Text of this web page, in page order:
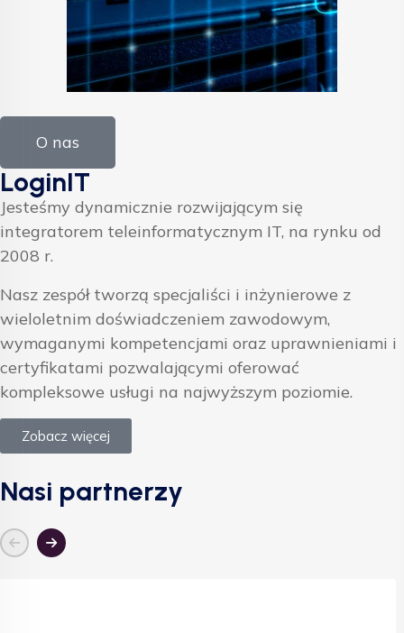
O nas
LoginIT
Jesteśmy dynamicznie rozwijającym się
integratorem teleinformatycznym IT, na rynku od
2008 r.
Nasz zespół tworzą specjaliści i inżynierowe z
wieloletnim doświadczeniem zawodowym,
wymaganymi kompetencjami oraz uprawnieniami i
certyfikatami pozwalającymi oferować
kompleksowe usługi na najwyższym poziomie.
Zobacz więcej
Nasi partnerzy